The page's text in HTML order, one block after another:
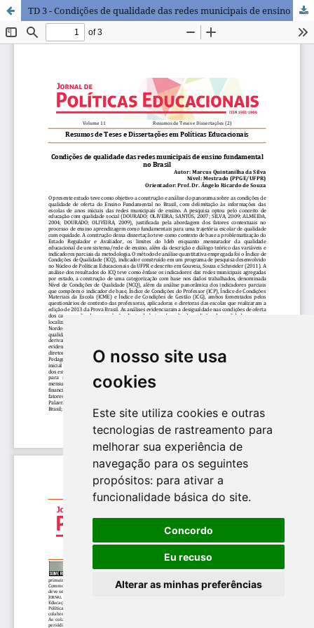
O nosso site usa
cookies
Este site utiliza cookies e outras
tecnologias de rastreamento para
melhorar sua experiência de
navegação para os seguintes
propósitos: para ativar a
funcionalidade básica do site.
Concordo
Eu recuso
Alterar as minhas preferências
TD 3 - Condições de qualidade das redes municipais de ensino fundamental no Brasil